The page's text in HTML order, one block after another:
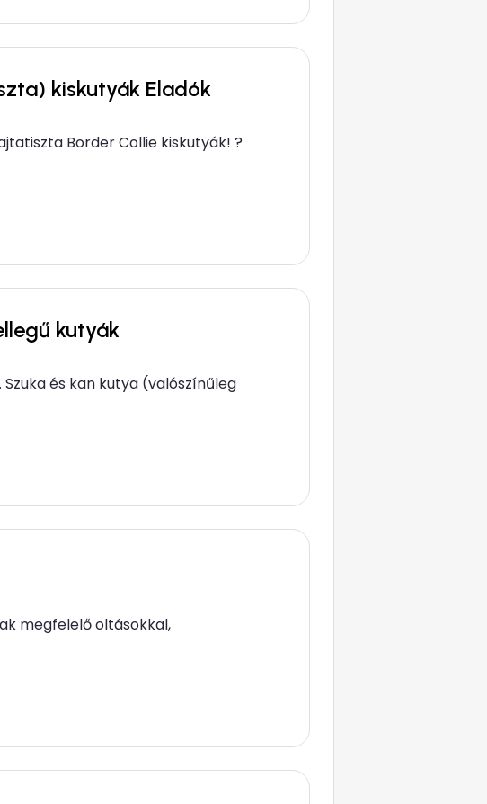
kiskutyák Eladók
Border Collie kiskutyák! ?
kutyák
és kan kutya (valószínűleg
megfelelő oltásokkal,